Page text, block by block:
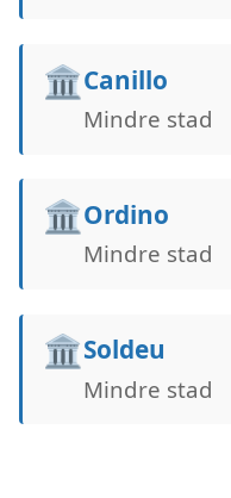
🏛️Canillo
Mindre stad
🏛️Ordino
Mindre stad
🏛️Soldeu
Mindre stad